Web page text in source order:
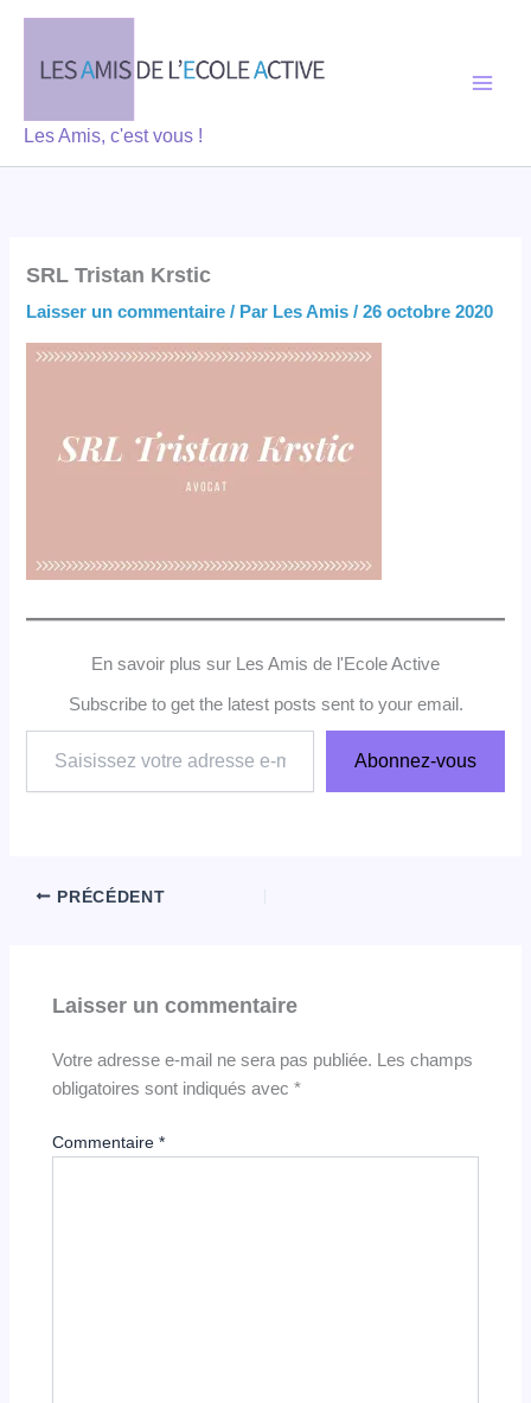
contenu
Les Amis, c'est vous !
SRL Tristan Krstic
Laisser un commentaire / Par Les Amis/26 octobre 2020
En savoir plus sur Les Amis de l'Ecole Active
Subscribe to get the latest posts sent to your email.
votre
adresse
Abonnez-vous
PRÉCÉDENT
Laisser un commentaire
Votre adresse e-mail ne sera pas publiée. Les champs
obligatoires sont indiqués avec*
Commentaire*